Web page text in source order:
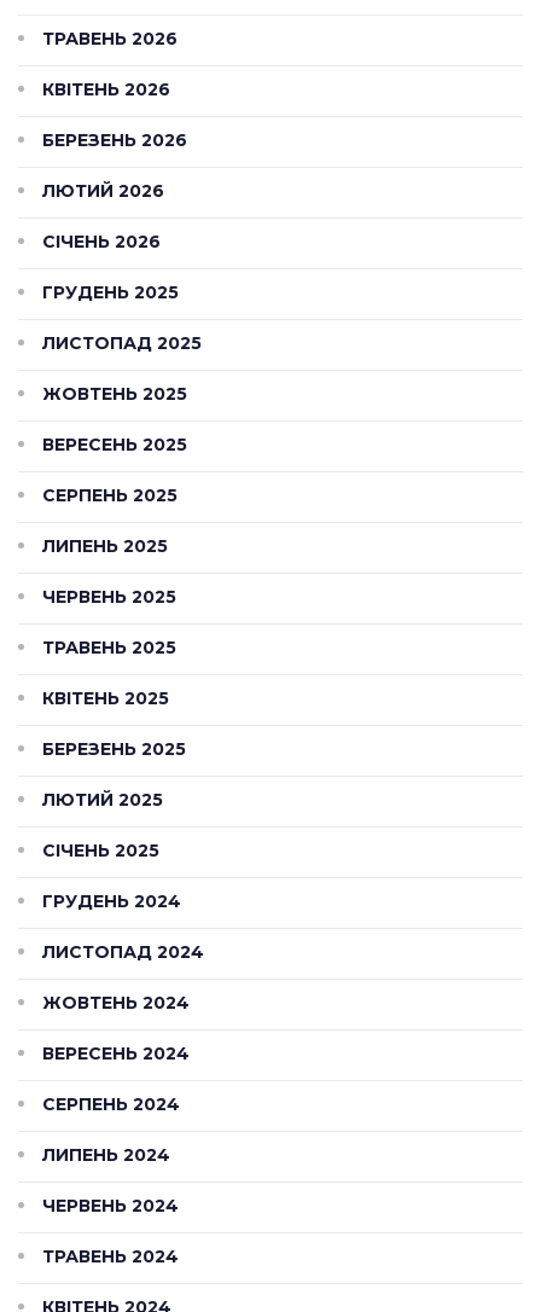
ТРАВЕНЬ 2026
КВІТЕНЬ 2026
БЕРЕЗЕНЬ 2026
ЛЮТИЙ 2026
СІЧЕНЬ 2026
ГРУДЕНЬ 2025
ЛИСТОПАД 2025
ЖОВТЕНЬ 2025
ВЕРЕСЕНЬ 2025
СЕРПЕНЬ 2025
ЛИПЕНЬ 2025
ЧЕРВЕНЬ 2025
ТРАВЕНЬ 2025
КВІТЕНЬ 2025
БЕРЕЗЕНЬ 2025
ЛЮТИЙ 2025
СІЧЕНЬ 2025
ГРУДЕНЬ 2024
ЛИСТОПАД 2024
ЖОВТЕНЬ 2024
ВЕРЕСЕНЬ 2024
СЕРПЕНЬ 2024
ЛИПЕНЬ 2024
ЧЕРВЕНЬ 2024
ТРАВЕНЬ 2024
КВІТЕНЬ 2024